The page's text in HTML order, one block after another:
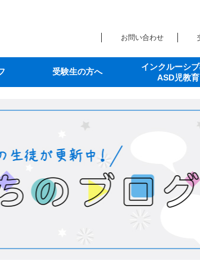
お問い合わせ
受験生の方へ
インクルーシ
ASD児教育